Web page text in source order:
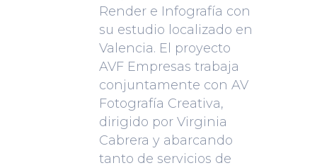
Render e Infografía con
su estudio localizado en
Valencia. El proyecto
AVF Empresas trabaja
conjuntamente con AV
Fotografía Creativa,
dirigido por Virginia
Cabrera y abarcando
tanto de servicios de